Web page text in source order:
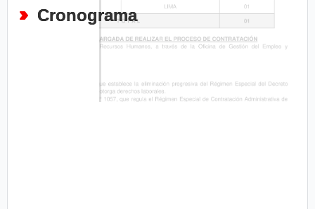
Cronograma